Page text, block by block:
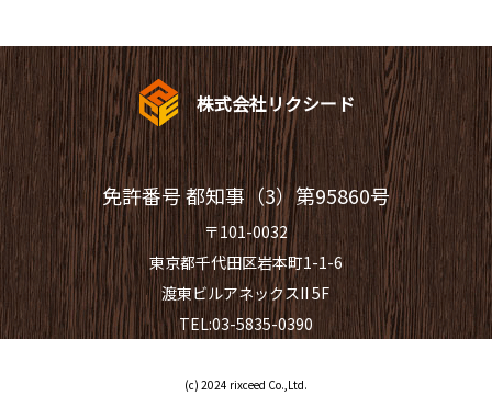
株式会社リクシード
免許番号 都知事（3）第95860号
〒101-0032
東京都千代田区岩本町1-1-6
渡東ビルアネックスII 5F
TEL:03-5835-0390
(c) 2024 rixceed Co.,Ltd.